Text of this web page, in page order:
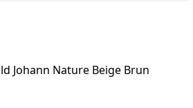
Johann Nature Beige Brun